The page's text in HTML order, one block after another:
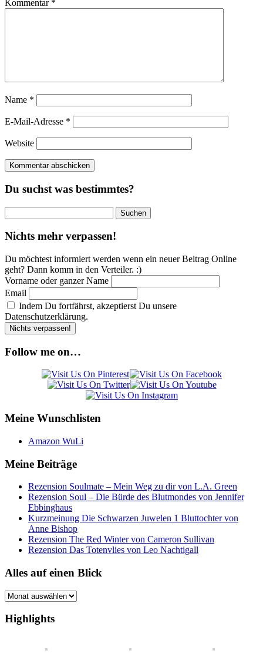
Kommentar *
Name *
E-Mail-Adresse *
Website
Du suchst was bestimmtes?
nach:
Nichts mehr verpassen!
Du möchtest informiert werden wenn ein neuer Beitrag Online
geht? Dann komm in den Verteiler. :)
Vorname oder ganzer Name
Email
Indem Du fortfährst, akzeptierst Du unsere
Datenschutzerklärung.
Follow me on…
Meine Wunschlisten
Amazon WuLi
Meine Beiträge
Rezension Soulmate – Mein Weg zu dir von L.A. Green
Rezension Soul – Die Bürde des Blutmondes von Jennifer
Ebbinghaus
Kurzmeinung Die Schwarzen Juwelen 1 Bluttochter von
Anne Bishop
Rezension The Red Winter von Cameron Sullivan
Rezension Das Totenvlies von Leo Nachtigall
Alles auf einen Blick
Alles
einen
Blick
Highlights